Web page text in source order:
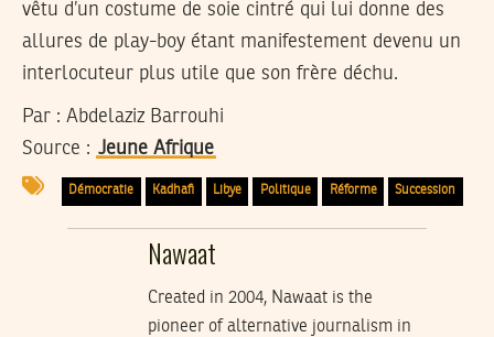
vêtu d’un costume de soie cintré qui lui donne des
allures de play-boy étant manifestement devenu un
interlocuteur plus utile que son frère déchu.
Par : Abdelaziz Barrouhi
Source : Jeune Afrique
Démocratie Kadhafi Libye Politique Réforme Succession
Nawaat
Created in 2004, Nawaat is the
pioneer of alternative journalism in